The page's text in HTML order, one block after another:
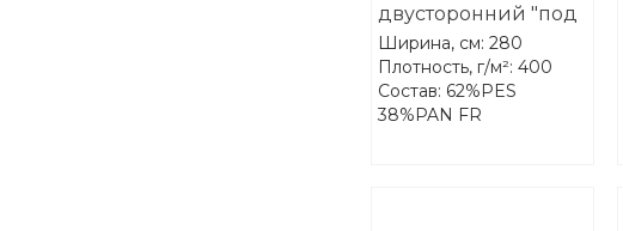
двусторонний "под
лён" Treartex 2081-
85
Ширина, см: 280
Плотность, г/м²: 400
Состав: 62%PES
38%PAN FR